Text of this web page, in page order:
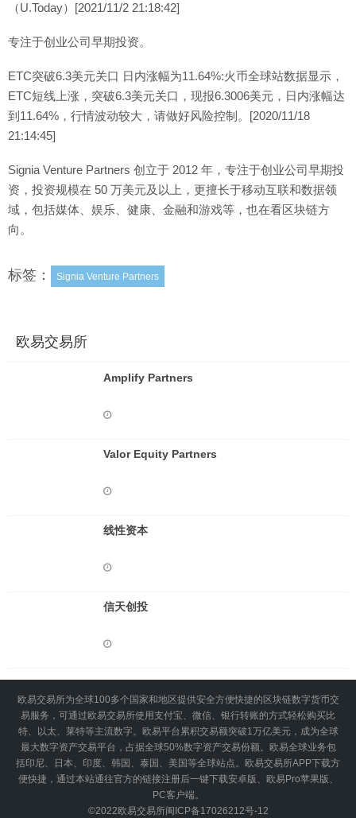
（U.Today）[2021/11/2 21:18:42]
专注于创业公司早期投资。
ETC突破6.3美元关口 日内涨幅为11.64%:火币全球站数据显示，
ETC短线上涨，突破6.3美元关口，现报6.3006美元，日内涨幅达
到11.64%，行情波动较大，请做好风险控制。[2020/11/18
21:14:45]
Signia Venture Partners 创立于 2012 年，专注于创业公司早期投
资，投资规模在 50 万美元及以上，更擅长于移动互联和数据领
域，包括媒体、娱乐、健康、金融和游戏等，也在看区块链方
向。
标签： Signia Venture Partners
欧易交易所
Amplify Partners
Valor Equity Partners
线性资本
信天创投
欧易交易所为全球100多个国家和地区提供安全方便快捷的区块链数字货币交
易服务，可通过欧易交易所使用支付宝、微信、银行转账的方式轻松购买比
特、以太、莱特等主流数字。欧易平台累积交易额突破1万亿美元，成为全球
最大数字资产交易平台，占据全球50%数字资产交易份额。欧易全球业务包
括印尼、日本、印度、韩国、泰国、美国等全球站点。欧易交易所APP下载方
便快捷，通过本站通往官方的链接注册后一键下载安卓版、欧易Pro苹果版、
PC客户端。
©2022欧易交易所闽ICP备17026212号-12